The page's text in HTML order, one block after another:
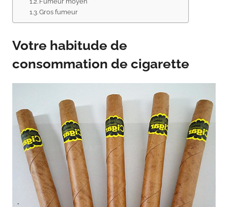
Gros fumeur
Votre habitude de
consommation de cigarette